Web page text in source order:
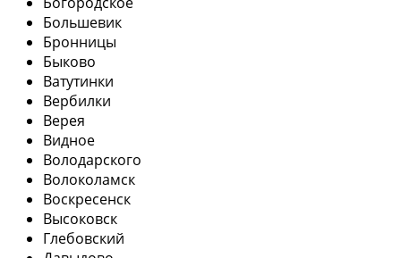
Большевик
Бронницы
Быково
Ватутинки
Вербилки
Верея
Видное
Володарского
Волоколамск
Воскресенск
Высоковск
Глебовский